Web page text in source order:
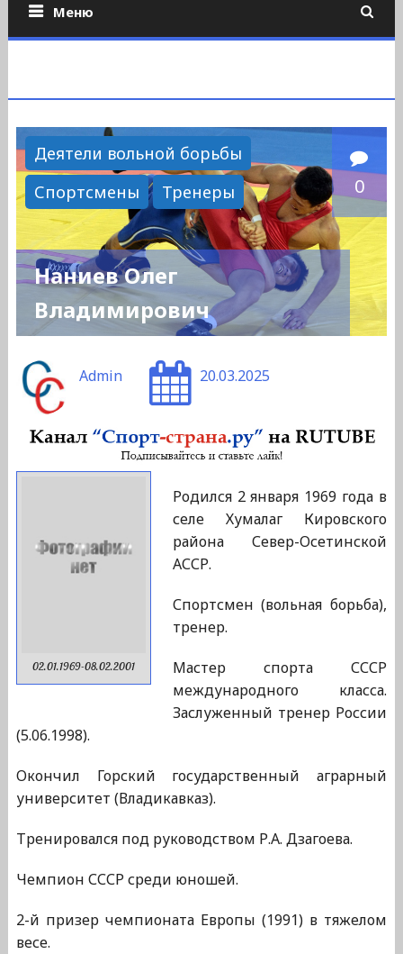
Меню
Деятели вольной борьбы
Спортсмены
Тренеры 0
Наниев Олег
Владимирович
Admin 20.03.2025
02.01.1969-08.02.2001
Родился 2 января 1969 года в
селе Хумалаг Кировского
района Север-Осетинской
АССР.
Спортсмен (вольная борьба),
тренер.
Мастер спорта СССР
международного класса.
Заслуженный тренер России
(5.06.1998).
Окончил Горский государственный аграрный
университет (Владикавказ).
Тренировался под руководством Р.А. Дзагоева.
Чемпион СССР среди юношей.
2-й призер чемпионата Европы (1991) в тяжелом
весе.